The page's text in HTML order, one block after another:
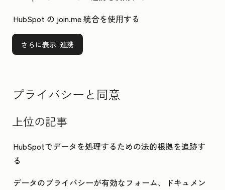
HubSpot の join.me 統合を使用する
さらに表示: 連携
プライバシーと同意
上位の記事
HubSpotでデータを処理するための法的根拠を追跡す
る
データのプライバシーが有効なフォーム、ドキュメン